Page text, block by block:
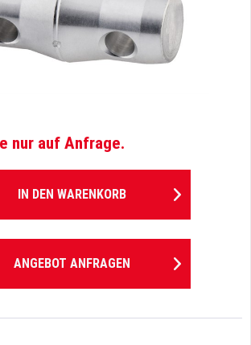
nur auf Anfrage.
IN DEN WARENKORB
ANGEBOT ANFRAGEN